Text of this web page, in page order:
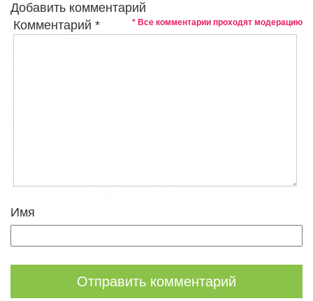
Добавить комментарий
* Все комментарии проходят модерацию
Комментарий*
Имя